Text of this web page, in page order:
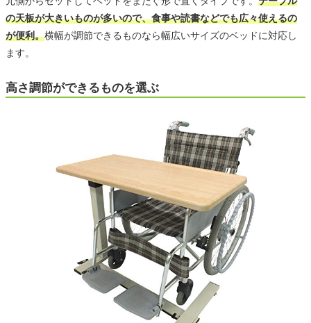
の天板が大きいものが多いので、食事や読書などでも広々使えるの
が便利。横幅が調節できるものなら幅広いサイズのベッドに対応し
ます。
高さ調節ができるものを選ぶ